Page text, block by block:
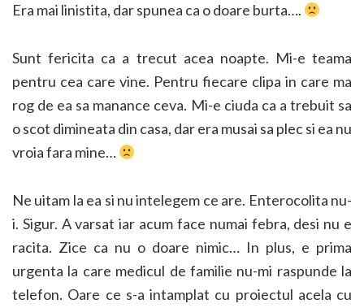
Era mai linistita, dar spunea ca o doare burta….
Sunt fericita ca a trecut acea noapte. Mi-e teama
pentru cea care vine. Pentru fiecare clipa in care ma
rog de ea sa manance ceva. Mi-e ciuda ca a trebuit sa
o scot dimineata din casa, dar era musai sa plec si ea nu
vroia fara mine…
Ne uitam la ea si nu intelegem ce are. Enterocolita nu-
i. Sigur. A varsat iar acum face numai febra, desi nu e
racita. Zice ca nu o doare nimic… In plus, e prima
urgenta la care medicul de familie nu-mi raspunde la
telefon. Oare ce s-a intamplat cu proiectul acela cu